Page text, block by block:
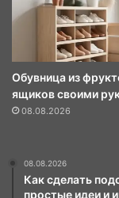
Обувница из
ящиков своими
08.08.2026
08.08.2026
Как сделать
простые идеи и